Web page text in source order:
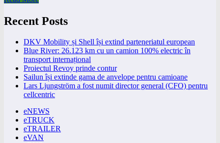
Recent Posts
DKV Mobility și Shell își extind parteneriatul european
Blue River: 26.123 km cu un camion 100% electric în
transport internațional
Proiectul Revoy prinde contur
Sailun își extinde gama de anvelope pentru camioane
Lars Ljungström a fost numit director general (CFO) pentru
cellcentric
eNEWS
eTRUCK
eTRAILER
eVAN